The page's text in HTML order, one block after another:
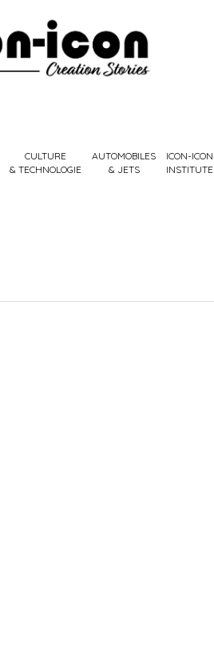
CULTURE
& TECHNOLOGIE
AUTOMOBILES
& JETS
ICON-ICON
INSTITUTE